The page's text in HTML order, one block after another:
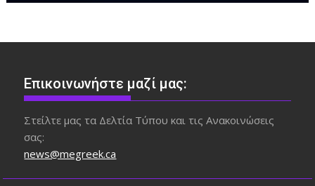
Επικοινωνήστε μαζί μας:
Στείλτε μας τα Δελτία Τύπου και τις Ανακοινώσεις
σας:
news@megreek.ca